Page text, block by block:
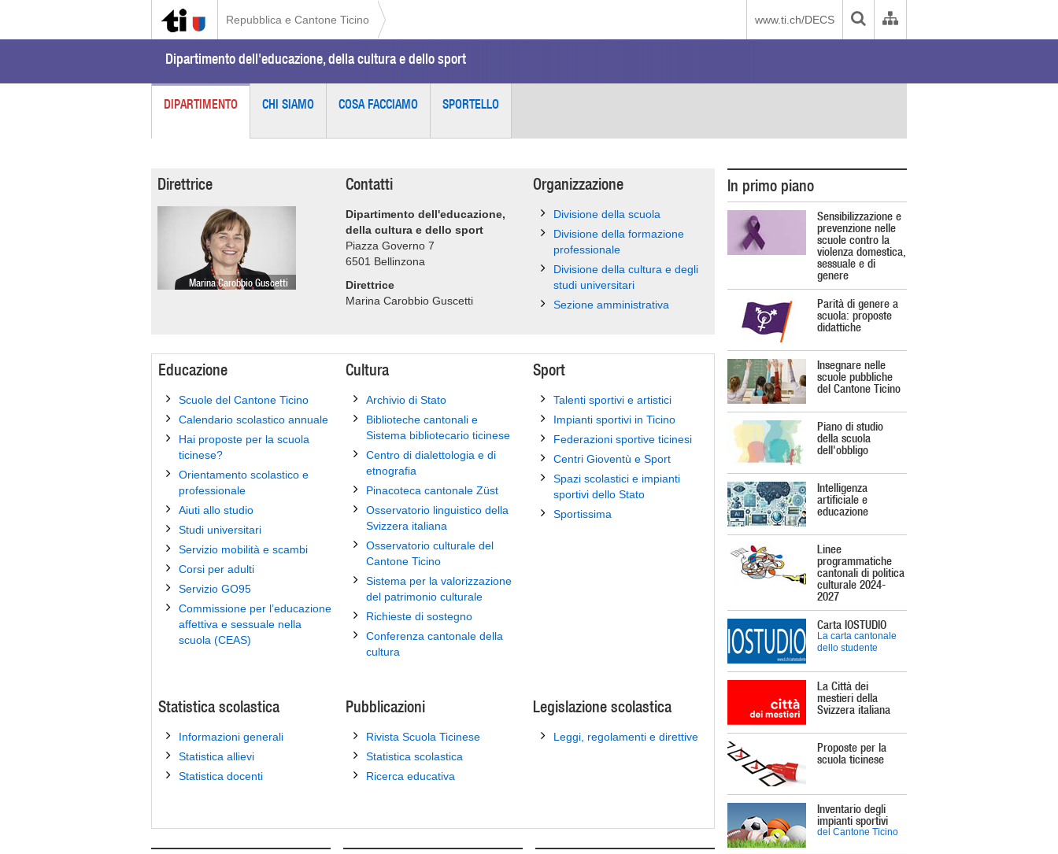
Repubblica e Cantone Ticino www.ti.ch/DECS
Dipartimento dell'educazione, della cultura e dello sport
DIPARTIMENTO CHI SIAMO COSA FACCIAMO SPORTELLO
Direttrice
Marina Carobbio Guscetti
Contatti
Dipartimento dell'educazione,
della cultura e dello sport
Piazza Governo 7
6501 Bellinzona
Direttrice
Marina Carobbio Guscetti
Organizzazione
Divisione della scuola
Divisione della formazione
professionale
Divisione della cultura e degli
studi universitari
Sezione amministrativa
Educazione
Scuole del Cantone Ticino
Calendario scolastico annuale
Hai proposte per la scuola
ticinese?
Orientamento scolastico e
professionale
Aiuti allo studio
Studi universitari
Servizio mobilità e scambi
Corsi per adulti
Servizio GO95
Commissione per l’educazione
affettiva e sessuale nella
scuola (CEAS)
Cultura
Archivio di Stato
Biblioteche cantonali e
Sistema bibliotecario ticinese
Centro di dialettologia e di
etnografia
Pinacoteca cantonale Züst
Osservatorio linguistico della
Svizzera italiana
Osservatorio culturale del
Cantone Ticino
Sistema per la valorizzazione
del patrimonio culturale
Richieste di sostegno
Conferenza cantonale della
cultura
Sport
Talenti sportivi e artistici
Impianti sportivi in Ticino
Federazioni sportive ticinesi
Centri Gioventù e Sport
Spazi scolastici e impianti
sportivi dello Stato
Sportissima
Statistica scolastica
Informazioni generali
Statistica allievi
Statistica docenti
Pubblicazioni
Rivista Scuola Ticinese
Statistica scolastica
Ricerca educativa
Legislazione scolastica
Leggi, regolamenti e direttive
In primo piano
Sensibilizzazione e
prevenzione nelle
scuole contro la
violenza domestica,
sessuale e di
genere
Parità di genere a
scuola: proposte
didattiche
Insegnare nelle
scuole pubbliche
del Cantone Ticino
Piano di studio
della scuola
dell'obbligo
Intelligenza
artificiale e
educazione
Linee
programmatiche
cantonali di politica
culturale 2024-
2027
Carta IOSTUDIO
La carta cantonale
dello studente
La Città dei
mestieri della
Svizzera italiana
Proposte per la
scuola ticinese
Inventario degli
impianti sportivi
del Cantone Ticino